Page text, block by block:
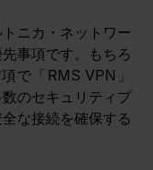
ニカ・ネットワー
事項です。もちろ
で「RMS VPN」
のセキュリティプ
な接続を確保する